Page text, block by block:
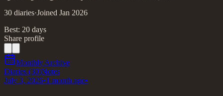
30 diaries·Joined Jan 2026
Best: 20 days
Share profile
Monthly Archive
Diaries (30)Notes
July 3, 2026•1 month ago•